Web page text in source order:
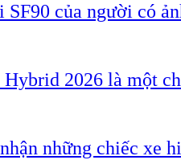
SF90 của người có
2026 là một
những chiếc xe